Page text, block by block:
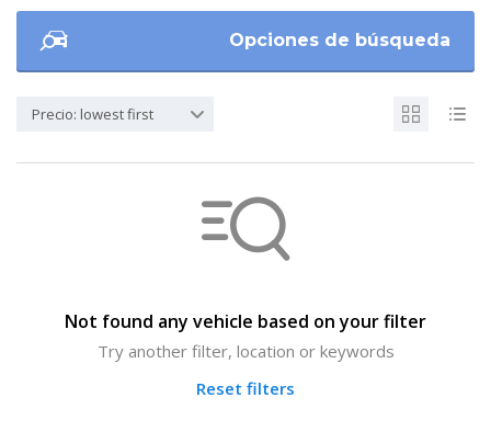
Opciones de búsqueda
Precio: lowest first
Not found any vehicle based on your filter
Try another filter, location or keywords
Reset filters